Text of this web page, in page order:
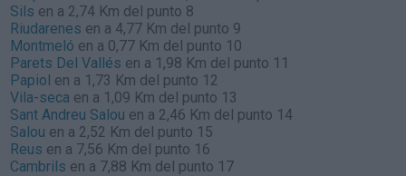
Sils en a 2,74 Km del punto 8
Riudarenes en a 4,77 Km del punto 9
Montmeló en a 0,77 Km del punto 10
Parets Del Vallés en a 1,98 Km del punto 11
Papiol en a 1,73 Km del punto 12
Vila-seca en a 1,09 Km del punto 13
Sant Andreu Salou en a 2,46 Km del punto 14
Salou en a 2,52 Km del punto 15
Reus en a 7,56 Km del punto 16
Cambrils en a 7,88 Km del punto 17